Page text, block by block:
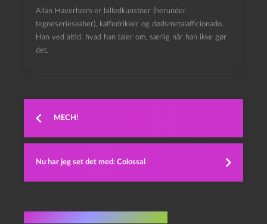
Allan Haverholm er billedkunstner (herunder
tegneserieskaber), kaffedrikker og dødsmetalafficionado.
Han ved altid, hvad han taler om, særlig når han ikke gør
det.
MECH!
Nu har jeg set det med: Colossal